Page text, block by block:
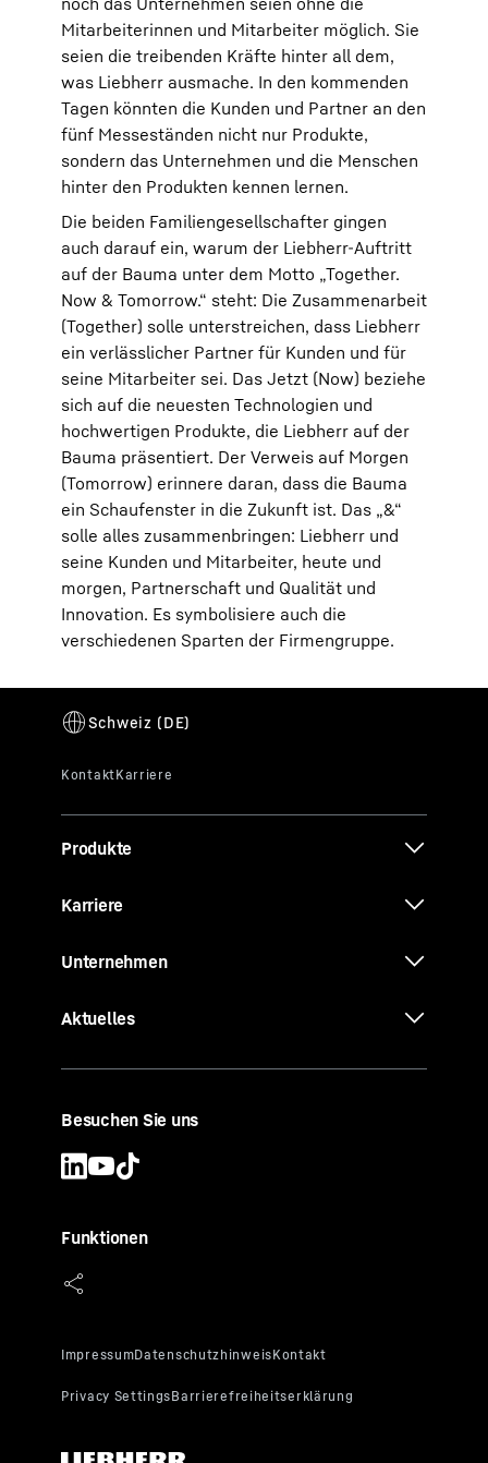
Mitarbeiterinnen und Mitarbeiter möglich. Sie
seien die treibenden Kräfte hinter all dem,
was Liebherr ausmache. In den kommenden
Tagen könnten die Kunden und Partner an den
fünf Messeständen nicht nur Produkte,
sondern das Unternehmen und die Menschen
hinter den Produkten kennen lernen.
Die beiden Familiengesellschafter gingen
auch darauf ein, warum der Liebherr-Auftritt
auf der Bauma unter dem Motto „Together.
Now & Tomorrow.“ steht: Die Zusammenarbeit
(Together) solle unterstreichen, dass Liebherr
ein verlässlicher Partner für Kunden und für
seine Mitarbeiter sei. Das Jetzt (Now) beziehe
sich auf die neuesten Technologien und
hochwertigen Produkte, die Liebherr auf der
Bauma präsentiert. Der Verweis auf Morgen
(Tomorrow) erinnere daran, dass die Bauma
ein Schaufenster in die Zukunft ist. Das „&“
solle alles zusammenbringen: Liebherr und
seine Kunden und Mitarbeiter, heute und
morgen, Partnerschaft und Qualität und
Innovation. Es symbolisiere auch die
verschiedenen Sparten der Firmengruppe.
Produkte
Karriere
Unternehmen
Aktuelles
Besuchen Sie uns
Funktionen